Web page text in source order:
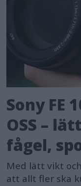
Sony FE
OSS –
fågel,
Med lätt vikt
att allt fler ska